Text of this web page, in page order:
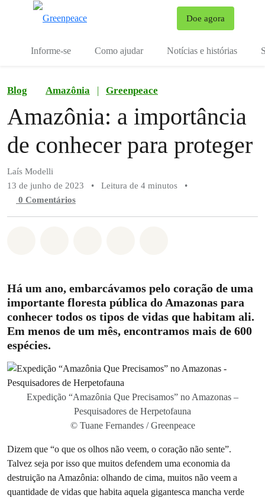
Doe agora
Informe-se Como ajudar Notícias e histórias
Blog Amazônia | Greenpeace
Amazônia: a importância
de conhecer para proteger
Laís Modelli
13 de junho de 2023
• Leitura de 4 minutos
•
0 Comentários
Há um ano, embarcávamos pelo coração de uma
importante floresta pública do Amazonas para
conhecer todos os tipos de vidas que habitam ali.
Em menos de um mês, encontramos mais de 600
espécies.
Expedição “Amazônia Que Precisamos” no Amazonas –
Pesquisadores de Herpetofauna
© Tuane Fernandes / Greenpeace
Dizem que “o que os olhos não veem, o coração não sente”.
Talvez seja por isso que muitos defendem uma economia da
destruição na Amazônia: olhando de cima, muitos não veem a
quantidade de vidas que habita aquela gigantesca mancha verde